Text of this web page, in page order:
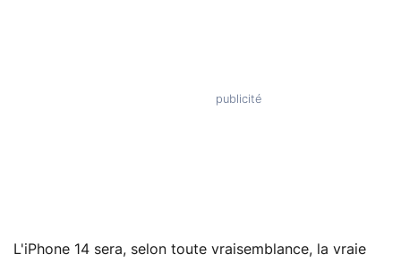
L'iPhone 14 sera, selon toute vraisemblance, la vraie